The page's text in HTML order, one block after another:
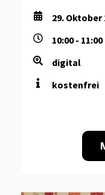
29. Oktober
10:00 -
digital
kostenfrei